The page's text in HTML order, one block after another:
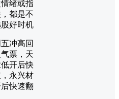
冲高回
票，天
开后快
永兴材
快速翻